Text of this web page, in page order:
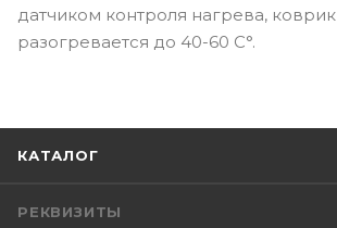
датчиком контроля нагрева, коврик
разогревается до 40-60 С°.
КАТАЛОГ
РЕКВИЗИТЫ